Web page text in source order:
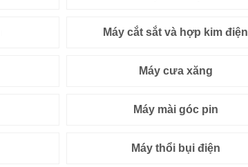
Máy cắt sắt và hợp kim điện
Máy cưa xăng
Máy mài góc pin
Máy thổi bụi điện